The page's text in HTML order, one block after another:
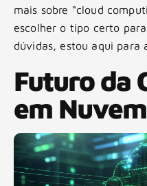
mais sobre “cloud
escolher o tipo certo
dúvidas, estou aqui para
Futuro da
em Nuvem